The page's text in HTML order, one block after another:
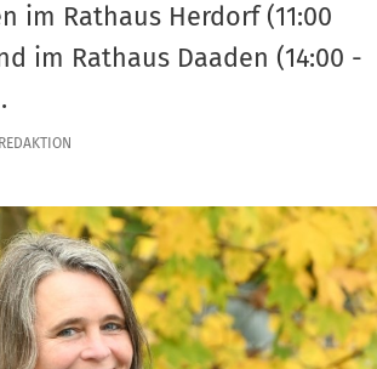
im Rathaus Herdorf (11:00
im Rathaus Daaden (14:00 -